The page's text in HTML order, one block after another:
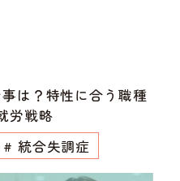
は？特性に合う職種
労戦略
# 統合失調症